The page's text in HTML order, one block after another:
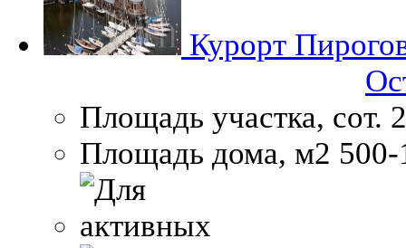
Курорт
Площадь участка, сот.
Площадь дома, м2